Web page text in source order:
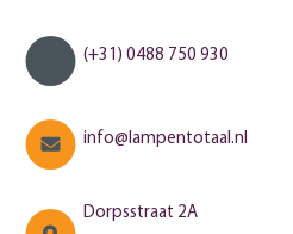
(+31) 0488 750 930
info@lampentotaal.nl
Dorpsstraat 2A